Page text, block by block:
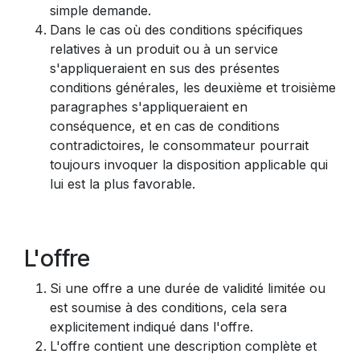
simple demande.
Dans le cas où des conditions spécifiques
relatives à un produit ou à un service
s'appliqueraient en sus des présentes
conditions générales, les deuxième et troisième
paragraphes s'appliqueraient en
conséquence, et en cas de conditions
contradictoires, le consommateur pourrait
toujours invoquer la disposition applicable qui
lui est la plus favorable.
L'offre
Si une offre a une durée de validité limitée ou
est soumise à des conditions, cela sera
explicitement indiqué dans l'offre.
L'offre contient une description complète et